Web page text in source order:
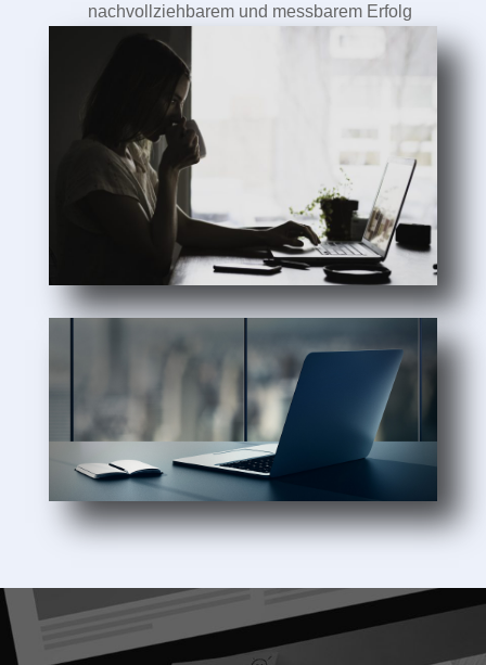
nachvollziehbarem und messbarem Erfolg